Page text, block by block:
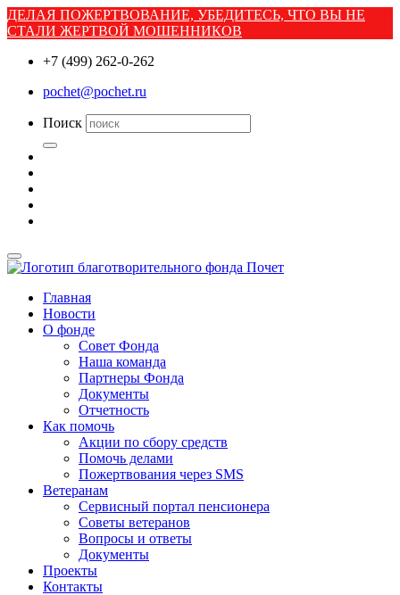
ДЕЛАЯ ПОЖЕРТВОВАНИЕ, УБЕДИТЕСЬ, ЧТО ВЫ НЕ
СТАЛИ ЖЕРТВОЙ МОШЕННИКОВ
+7 (499) 262-0-262
pochet@pochet.ru
Поиск
Главная
Новости
О фонде
Совет Фонда
Наша команда
Партнеры Фонда
Документы
Отчетность
Как помочь
Акции по сбору средств
Помочь делами
Пожертвования через SMS
Ветеранам
Сервисный портал пенсионера
Советы ветеранов
Вопросы и ответы
Документы
Проекты
Контакты